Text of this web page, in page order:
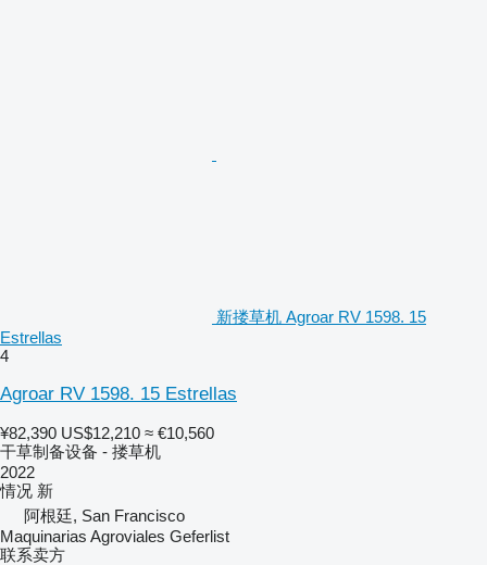
新搂草机 Agroar RV 1598. 15
Estrellas
4
Agroar RV 1598. 15 Estrellas
¥82,390 US$12,210 ≈ €10,560
干草制备设备 - 搂草机
2022
情况 新
阿根廷, San Francisco
Maquinarias Agroviales Geferlist
联系卖方